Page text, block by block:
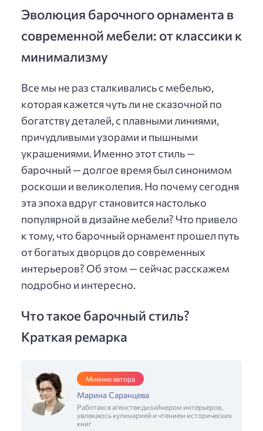
Эволюция барочного орнамента в
современной мебели: от классики к
минимализму
Все мы не раз сталкивались с мебелью,
которая кажется чуть ли не сказочной по
богатству деталей, с плавными линиями,
причудливыми узорами и пышными
украшениями. Именно этот стиль —
барочный — долгое время был синонимом
роскоши и великолепия. Но почему сегодня
эта эпоха вдруг становится настолько
популярной в дизайне мебели? Что привело
к тому, что барочный орнамент прошел путь
от богатых дворцов до современных
интерьеров? Об этом — сейчас расскажем
подробно и интересно.
Что такое барочный стиль?
Краткая ремарка
Мнение автора
Марина Саранцева
Работаю в агенстве дизайнером интерьеров,
увлекаюсь кулинарией и чтением исторических
книг